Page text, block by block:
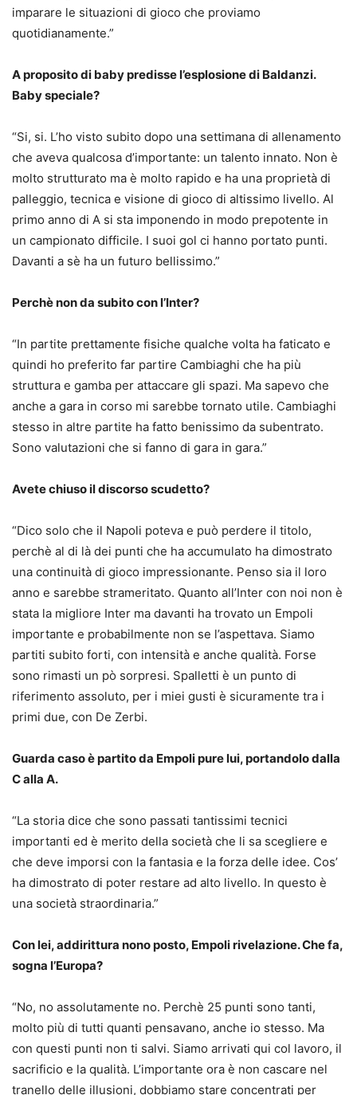
imparare le situazioni di gioco che proviamo
quotidianamente.”
A proposito di baby predisse l’esplosione di Baldanzi.
Baby speciale?
“Si, si. L’ho visto subito dopo una settimana di allenamento
che aveva qualcosa d’importante: un talento innato. Non è
molto strutturato ma è molto rapido e ha una proprietà di
palleggio, tecnica e visione di gioco di altissimo livello. Al
primo anno di A si sta imponendo in modo prepotente in
un campionato difficile. I suoi gol ci hanno portato punti.
Davanti a sè ha un futuro bellissimo.”
Perchè non da subito con l’Inter?
“In partite prettamente fisiche qualche volta ha faticato e
quindi ho preferito far partire Cambiaghi che ha più
struttura e gamba per attaccare gli spazi. Ma sapevo che
anche a gara in corso mi sarebbe tornato utile. Cambiaghi
stesso in altre partite ha fatto benissimo da subentrato.
Sono valutazioni che si fanno di gara in gara.”
Avete chiuso il discorso scudetto?
“Dico solo che il Napoli poteva e può perdere il titolo,
perchè al di là dei punti che ha accumulato ha dimostrato
una continuità di gioco impressionante. Penso sia il loro
anno e sarebbe strameritato. Quanto all’Inter con noi non è
stata la migliore Inter ma davanti ha trovato un Empoli
importante e probabilmente non se l’aspettava. Siamo
partiti subito forti, con intensità e anche qualità. Forse
sono rimasti un pò sorpresi. Spalletti è un punto di
riferimento assoluto, per i miei gusti è sicuramente tra i
primi due, con De Zerbi.
Guarda caso è partito da Empoli pure lui, portandolo dalla
C alla A.
“La storia dice che sono passati tantissimi tecnici
importanti ed è merito della società che li sa scegliere e
che deve imporsi con la fantasia e la forza delle idee. Cos’
ha dimostrato di poter restare ad alto livello. In questo è
una società straordinaria.”
Con lei, addirittura nono posto, Empoli rivelazione. Che fa,
sogna l’Europa?
“No, no assolutamente no. Perchè 25 punti sono tanti,
molto più di tutti quanti pensavano, anche io stesso. Ma
con questi punti non ti salvi. Siamo arrivati qui col lavoro, il
sacrificio e la qualità. L’importante ora è non cascare nel
tranello delle illusioni, dobbiamo stare concentrati per